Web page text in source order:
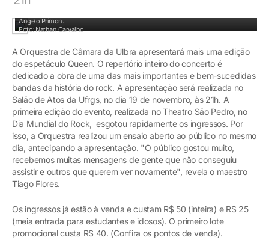
Ângelo Primon.
Foto: Nathan Carvalho
A Orquestra de Câmara da Ulbra apresentará mais uma edição
do espetáculo Queen. O repertório inteiro do concerto é
dedicado a obra de uma das mais importantes e bem-sucedidas
bandas da história do rock. A apresentação será realizada no
Salão de Atos da Ufrgs, no dia 19 de novembro, às 21h. A
primeira edição do evento, realizada no Theatro São Pedro, no
Dia Mundial do Rock, esgotou rapidamente os ingressos. Por
isso, a Orquestra realizou um ensaio aberto ao público no mesmo
dia, antecipando a apresentação. "O público gostou muito,
recebemos muitas mensagens de gente que não conseguiu
assistir e outros que querem ver novamente", revela o maestro
Tiago Flores.
Os ingressos já estão à venda e custam R$ 50 (inteira) e R$ 25
(meia entrada para estudantes e idosos). O primeiro lote
promocional custa R$ 40. (Confira os pontos de venda).